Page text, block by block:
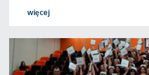
więcej